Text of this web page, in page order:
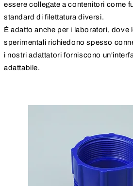
essere collegate a contenitori come
standard di filettatura diversi.
È adatto anche per i laboratori, dove
sperimentali richiedono spesso
i nostri adattatori forniscono
adattabile.